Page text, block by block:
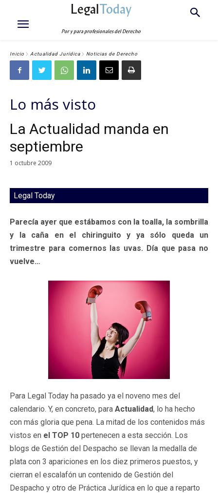
LegalToday
Por y para profesionales del Derecho
Inicio Actualidad Jurídica Noticias de Derecho
Lo más visto
La Actualidad manda en
septiembre
1 octubre 2009
Legal Today
Parecía ayer que estábamos con la toalla, la sombrilla
y la caña en el chiringuito y ya sólo queda un
trimestre para comernos las uvas. Día que pasa no
vuelve…
Para Legal Today ha pasado ya el noveno mes del
calendario. Y, en concreto, para Actualidad, lo ha hecho
con más gloria que pena. La mitad de los contenidos más
vistos en el TOP 10 pertenecen a esta sección. Los
blogs de Gestión del Despacho se llevan la medalla de
plata con 3 apariciones en los diez primeros puestos, y
cierran el escalafón un contenido de Gestión del
Despacho y otro de Práctica Jurídica en lo que a reparto